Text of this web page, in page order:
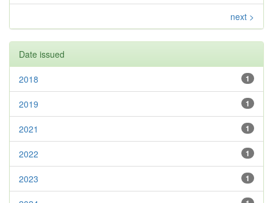
next >
Date issued
1
2018
1
2019
1
2021
1
2022
1
2023